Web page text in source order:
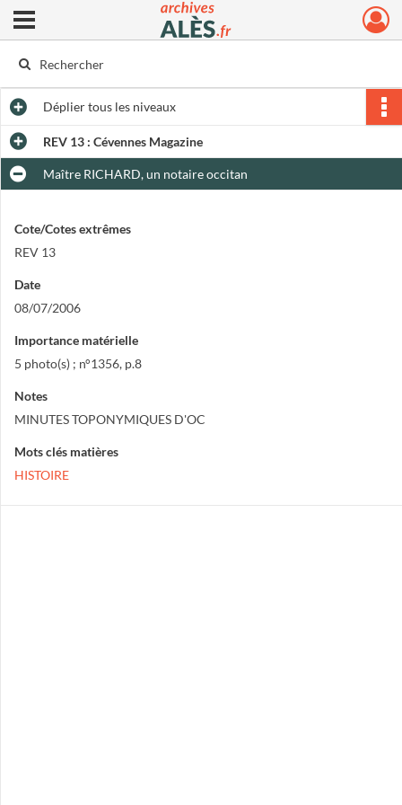
Archives municipales d'Alès
Ouvrir le menu déroulant
Dépliertous les niveaux
REV 13 : Cévennes Magazine
Maître RICHARD, un notaire occitan
Cote/Cotes extrêmes
REV 13
Date
08/07/2006
Importance matérielle
5 photo(s) ; n°1356, p.8
Notes
MINUTES TOPONYMIQUES D'OC
Mots clés matières
HISTOIRE